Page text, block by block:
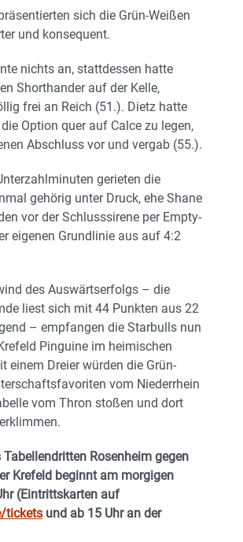
sich die Grün-Weißen
und konsequent.
nichts an, stattdessen hatte
Shorthander auf der Kelle,
frei an Reich (51.). Dietz hatte
Option quer auf Calce zu legen,
Abschluss vor und vergab (55.).
gerieten die
gehörig unter Druck, ehe Shane
vor der Schlusssirene per Empty-
eigenen Grundlinie aus auf 4:2
des Auswärtserfolgs – die
liest sich mit 44 Punkten aus 22
– empfangen die Starbulls nun
Pinguine im heimischen
einem Dreier würden die Grün-
vom Niederrhein
vom Thron stoßen und dort
Tabellendritten Rosenheim gegen
Krefeld beginnt am morgigen
(Eintrittskarten auf
tickets und ab 15 Uhr an der